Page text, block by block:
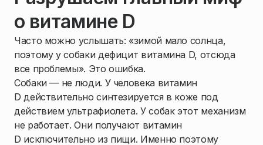
о витамине D
Часто можно услышать: «зимой мало солнца,
поэтому у собаки дефицит витамина D, отсюда
все проблемы». Это ошибка.
Собаки — не люди. У человека витамин
D действительно синтезируется в коже под
действием ультрафиолета. У собак этот механизм
не работает. Они получают витамин
D исключительно из пищи. Именно поэтому